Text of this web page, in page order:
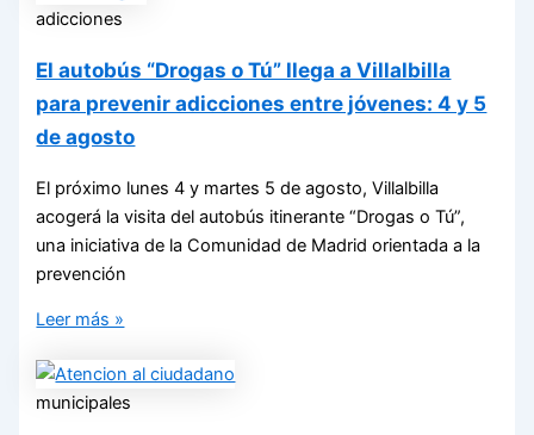
adicciones
El autobús “Drogas o Tú” llega a Villalbilla
para prevenir adicciones entre jóvenes: 4 y 5
de agosto
El próximo lunes 4 y martes 5 de agosto, Villalbilla
acogerá la visita del autobús itinerante “Drogas o Tú”,
una iniciativa de la Comunidad de Madrid orientada a la
prevención
Leer más »
municipales